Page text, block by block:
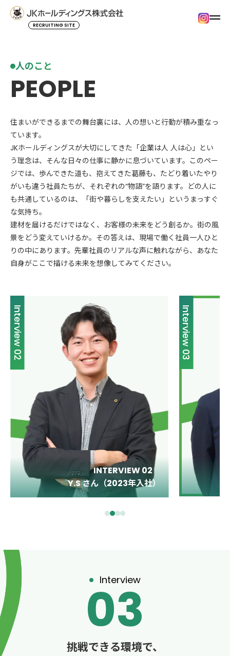
RECRUITING SITE
人のこと
PEOPLE
住まいができるまでの舞台裏には、人の想いと行動が積み重なっ
ています。
JKホールディングスが大切にしてきた「企業は人 人は心」とい
う理念は、そんな日々の仕事に静かに息づいています。このペー
ジでは、歩んできた道も、抱えてきた葛藤も、たどり着いたやり
がいも違う社員たちが、それぞれの“物語”を語ります。どの人に
も共通しているのは、「街や暮らしを支えたい」というまっすぐ
な気持ち。
建材を届けるだけではなく、お客様の未来をどう創るか。街の風
景をどう変えていけるか。その答えは、現場で働く社員一人ひと
りの中にあります。先輩社員のリアルな声に触れながら、あなた
自身がここで描ける未来を想像してみてください。
Interview 03
INTERVIEW 03
Y.T さん（2017年入社）
Interview 04
Interview
03
挑戦できる環境で、